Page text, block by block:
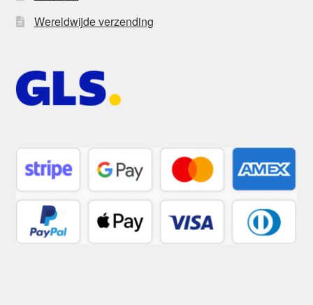
Wereldwijde verzending